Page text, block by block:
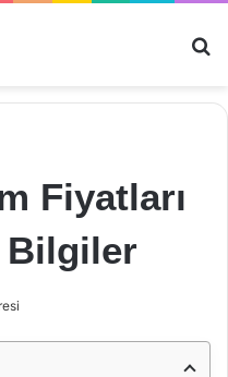
Fiyatları
Bilgiler